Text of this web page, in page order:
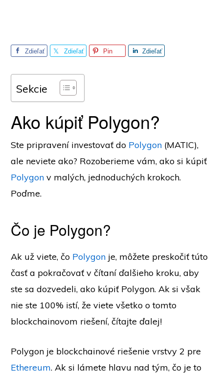
Zdieľať Zdieľať Pin Zdieľať
Sekcie
Ako kúpiť Polygon?
Ste pripravení investovať do Polygon (MATIC),
ale neviete ako? Rozoberieme vám, ako si kúpiť
Polygon v malých, jednoduchých krokoch.
Poďme.
Čo je Polygon?
Ak už viete, čo Polygon je, môžete preskočiť túto
časť a pokračovať v čítaní ďalšieho kroku, aby
ste sa dozvedeli, ako kúpiť Polygon. Ak si však
nie ste 100% istí, že viete všetko o tomto
blockchainovom riešení, čítajte ďalej!
Polygon je blockchainové riešenie vrstvy 2 pre
Ethereum. Ak si lámete hlavu nad tým, čo je to